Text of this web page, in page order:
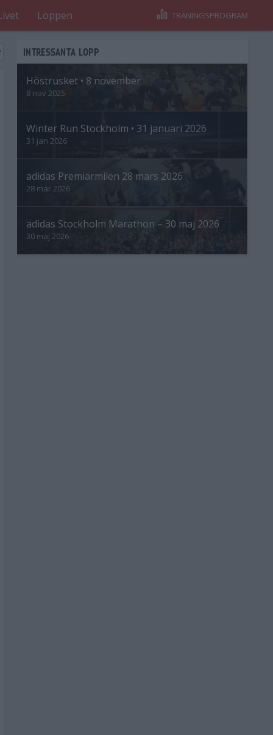
Loppen TRÄNINGSPROGRAM
INTRESSANTA LOPP
Höstrusket • 8 november
8 nov 2025
Winter Run Stockholm • 31 januari 2026
31 jan 2026
adidas Premiärmilen 28 mars 2026
28 mar 2026
adidas Stockholm Marathon – 30 maj 2026
30 maj 2026